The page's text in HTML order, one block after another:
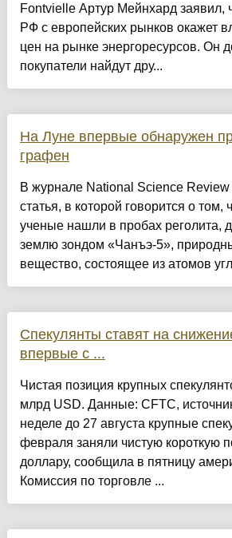
Fontvielle Артур Мейнхард заявил,
РФ с европейских рынков окажет
цен на рынке энергоресурсов. Он
покупатели найдут дру...
На Луне впервые обнаружен
графен
В журнале National Science Review
статья, в которой говорится о том,
ученые нашли в пробах реголита,
землю зондом «Чанъэ-5»,
вещество, состоящее из атомов
Спекулянты ставят на
впервые с ...
Чистая позиция крупных
млрд USD. Данные: CFTC,
неделе до 27 августа крупные
февраля заняли чистую короткую
доллару, сообщила в пятницу
Комиссия по торговле ...